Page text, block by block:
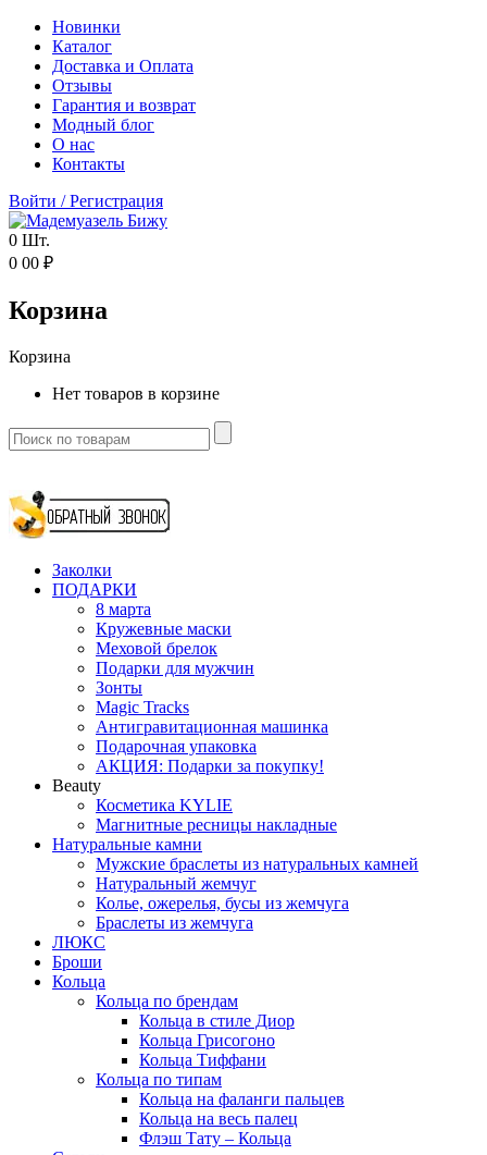
Новинки
Каталог
Доставка и Оплата
Отзывы
Гарантия и возврат
Модный блог
О нас
Контакты
Войти /Регистрация
0 Шт.
0 00 ₽
Корзина
Корзина
Нет товаров в корзине
Заколки
ПОДАРКИ
8 марта
Кружевные маски
Меховой брелок
Подарки для мужчин
Зонты
Magic Tracks
Антигравитационная машинка
Подарочная упаковка
АКЦИЯ: Подарки за покупку!
Beauty
Косметика KYLIE
Магнитные ресницы накладные
Натуральные камни
Мужские браслеты из натуральных камней
Натуральный жемчуг
Колье, ожерелья, бусы из жемчуга
Браслеты из жемчуга
ЛЮКС
Броши
Кольца
Кольца по брендам
Кольца в стиле Диор
Кольца Грисогоно
Кольца Тиффани
Кольца по типам
Кольца на фаланги пальцев
Кольца на весь палец
Флэш Тату – Кольца